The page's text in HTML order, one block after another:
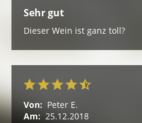
Sehr gut
Dieser Wein ist ganz toll?
Von: Peter E.
Am: 25.12.2018